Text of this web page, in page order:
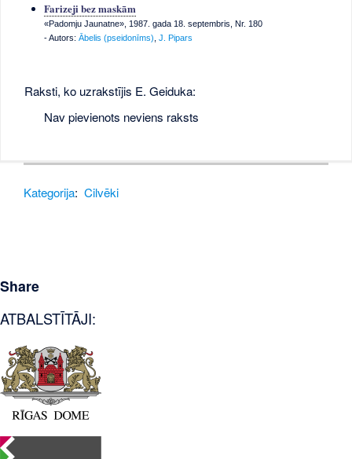
Farizeji bez maskām
«Padomju Jaunatne», 1987. gada 18. septembris, Nr. 180
- Autors: Ābelis (pseidonīms) J. Pipars
Raksti, ko uzrakstījis E. Geiduka:
Nav pievienots neviens raksts
Kategorija: Cilvēki
Share
ATBALSTĪTĀJI: